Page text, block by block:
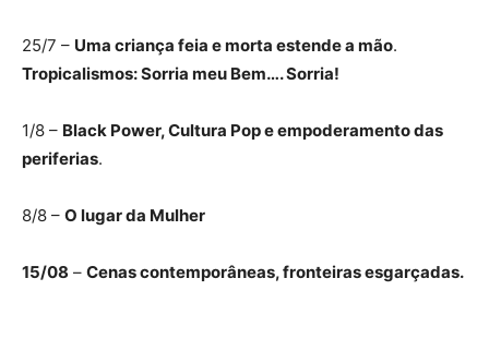
25/7 – Uma criança feia e morta estende a mão.
Tropicalismos: Sorria meu Bem…. Sorria!
1/8 – Black Power, Cultura Pop e empoderamento das
periferias.
8/8 – O lugar da Mulher
15/08 – Cenas contemporâneas, fronteiras esgarçadas.